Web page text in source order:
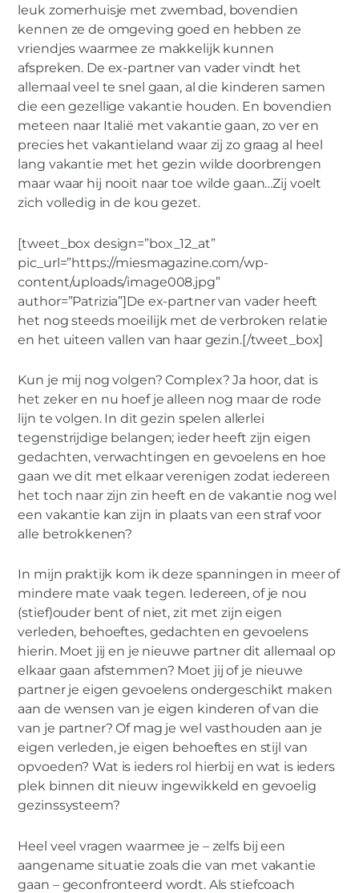
leuk zomerhuisje met zwembad, bovendien
kennen ze de omgeving goed en hebben ze
vriendjes waarmee ze makkelijk kunnen
afspreken. De ex-partner van vader vindt het
allemaal veel te snel gaan, al die kinderen samen
die een gezellige vakantie houden. En bovendien
meteen naar Italië met vakantie gaan, zo ver en
precies het vakantieland waar zij zo graag al heel
lang vakantie met het gezin wilde doorbrengen
maar waar hij nooit naar toe wilde gaan…Zij voelt
zich volledig in de kou gezet.
[tweet_box design=”box_12_at”
pic_url=”https://miesmagazine.com/wp-
content/uploads/image008.jpg”
author=”Patrizia”]De ex-partner van vader heeft
het nog steeds moeilijk met de verbroken relatie
en het uiteen vallen van haar gezin.[/tweet_box]
Kun je mij nog volgen? Complex? Ja hoor, dat is
het zeker en nu hoef je alleen nog maar de rode
lijn te volgen. In dit gezin spelen allerlei
tegenstrijdige belangen; ieder heeft zijn eigen
gedachten, verwachtingen en gevoelens en hoe
gaan we dit met elkaar verenigen zodat iedereen
het toch naar zijn zin heeft en de vakantie nog wel
een vakantie kan zijn in plaats van een straf voor
alle betrokkenen?
In mijn praktijk kom ik deze spanningen in meer of
mindere mate vaak tegen. Iedereen, of je nou
(stief)ouder bent of niet, zit met zijn eigen
verleden, behoeftes, gedachten en gevoelens
hierin. Moet jij en je nieuwe partner dit allemaal op
elkaar gaan afstemmen? Moet jij of je nieuwe
partner je eigen gevoelens ondergeschikt maken
aan de wensen van je eigen kinderen of van die
van je partner? Of mag je wel vasthouden aan je
eigen verleden, je eigen behoeftes en stijl van
opvoeden? Wat is ieders rol hierbij en wat is ieders
plek binnen dit nieuw ingewikkeld en gevoelig
gezinssysteem?
Heel veel vragen waarmee je – zelfs bij een
aangename situatie zoals die van met vakantie
gaan – geconfronteerd wordt. Als stiefcoach